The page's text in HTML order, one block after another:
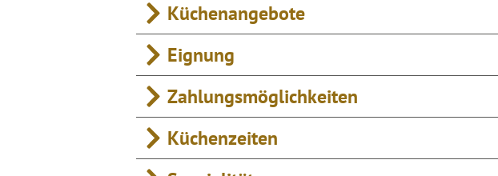
Küchenangebote
Eignung
Zahlungsmöglichkeiten
Küchenzeiten